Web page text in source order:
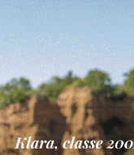
1 Agosto 2026
finanziata oltre la
Fratelli d’Italia:
Governo”